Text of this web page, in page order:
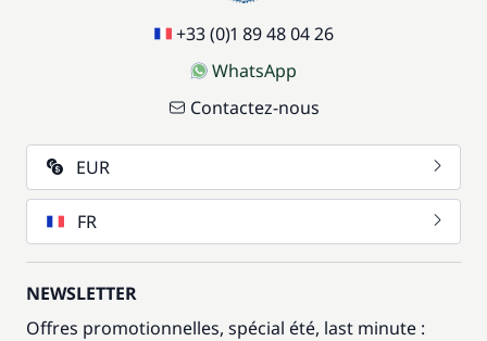
+33 (0)1 89 48 04 26
WhatsApp
Contactez-nous
EUR
FR
NEWSLETTER
Offres promotionnelles, spécial été, last minute :